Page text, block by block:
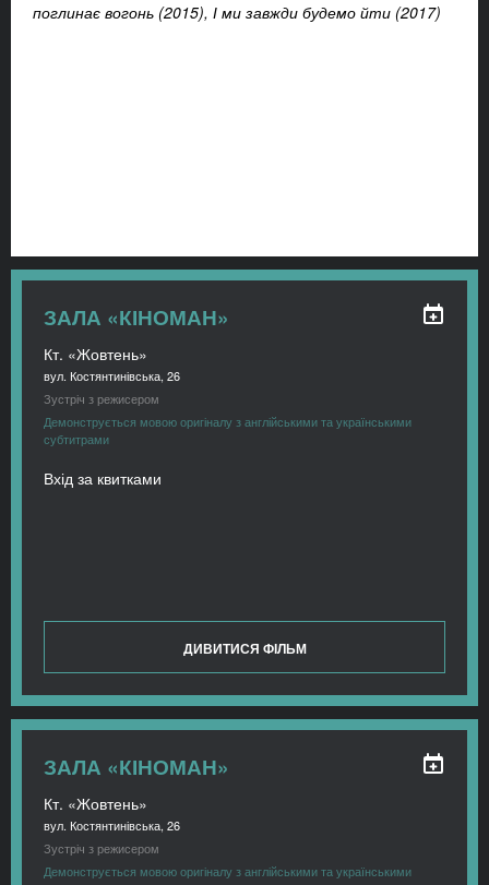
поглинає вогонь (2015), І ми завжди будемо йти (2017)
ЗАЛА «КІНОМАН»
Кт. «Жовтень»
вул. Костянтинівська, 26
Зустріч з режисером
Демонструється мовою оригіналу з англійськими та українськими
субтитрами
Вхід за квитками
ДИВИТИСЯ ФІЛЬМ
ЗАЛА «КІНОМАН»
Кт. «Жовтень»
вул. Костянтинівська, 26
Зустріч з режисером
Демонструється мовою оригіналу з англійськими та українськими